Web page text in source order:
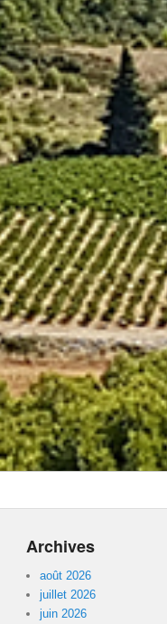
Archives
août 2026
juillet 2026
juin 2026